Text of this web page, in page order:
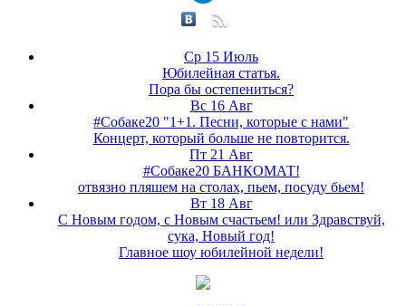
Ср 15 Июль
Юбилейная статья.
Пора бы остепениться?
Вс 16 Авг
#Собаке20 "1+1. Песни, которые с нами"
Концерт, который больше не повторится.
Пт 21 Авг
#Собаке20 БАНКОМАТ!
отвязно пляшем на столах, пьем, посуду бьем!
Вт 18 Авг
С Новым годом, с Новым счастьем! или Здравствуй,
сука, Новый год!
Главное шоу юбилейной недели!